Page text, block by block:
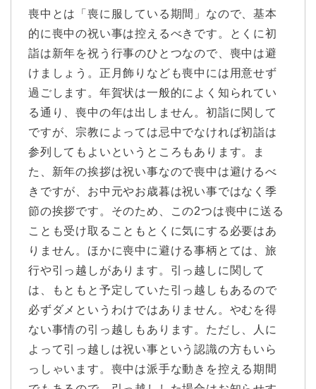
喪中とは「喪に服している期間」なので、基本
的に喪中の祝い事は控えるべきです。とくに初
詣は新年を祝う行事のひとつなので、喪中は避
けましょう。正月飾りなども喪中には用意せず
過ごします。年賀状は一般的によく知られてい
る通り、喪中の年は出しません。初詣に関して
ですが、宗教によっては忌中でなければ初詣は
参列してもよいというところもあります。ま
た、新年の挨拶は祝い事なので喪中は避けるべ
きですが、お中元やお歳暮は祝い事ではなく季
節の挨拶です。そのため、この2つは喪中に送る
ことも受け取ることもとくに気にする必要はあ
りません。ほかに喪中に避ける事柄とては、旅
行や引っ越しがあります。引っ越しに関して
は、もともと予定していた引っ越しもあるので
必ずダメというわけではありません。やむを得
ない事情の引っ越しもあります。ただし、人に
よって引っ越しは祝い事という認識の方もいら
っしゃいます。喪中は派手な動きを控える期間